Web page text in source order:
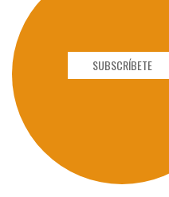
SUBSCRÍBETE